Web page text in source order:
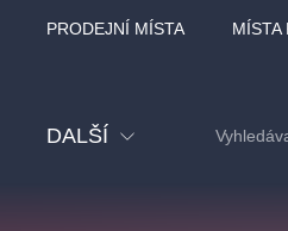
PRODEJNÍ MÍSTA MÍSTA
DALŠÍ